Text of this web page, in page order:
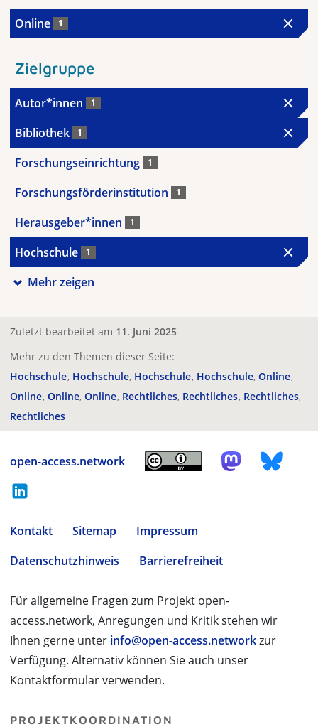
Online 1
Zielgruppe
Autor*innen 1
Bibliothek 1
Forschungseinrichtung 1
Forschungsförderinstitution 1
Herausgeber*innen 1
Hochschule 1
Mehr zeigen
Zuletzt bearbeitet am 11. Juni 2025
Mehr zu den Themen dieser Seite:
Hochschule Hochschule Hochschule Hochschule Online
Online Online Online Rechtliches Rechtliches Rechtliches
Rechtliches
open-access.network
Kontakt Sitemap
Impressum
Datenschutzhinweis
Barrierefreiheit
Für allgemeine Fragen zum Projekt open-
access.network, Anregungen und Kritik stehen wir
Ihnen gerne unter info@open-access.networkzur
Verfügung. Alternativ können Sie auch unser
Kontaktformular verwenden.
PROJEKTKOORDINATION